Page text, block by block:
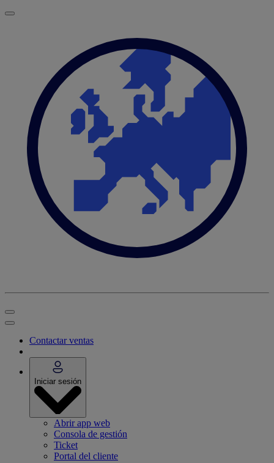
Contactar ventas
Iniciar sesión
Abrir app web
Consola de gestión
Ticket
Portal del cliente